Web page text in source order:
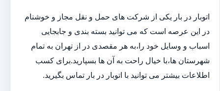
اتوبار در بار یکی از شرکت های حمل و نقل مجاز و خوشنام
در این عرصه است که می توانید بسته بندی و جابجایی
اسباب و وسایل خود را،به هر مقصدی در از تهران به تمام
شهرستان ها،با خیال راحت به آن ها بسپارید.برای کسب
اطلاعات بیشتر می توانید با اتوبار در بار تماس بگیرید.